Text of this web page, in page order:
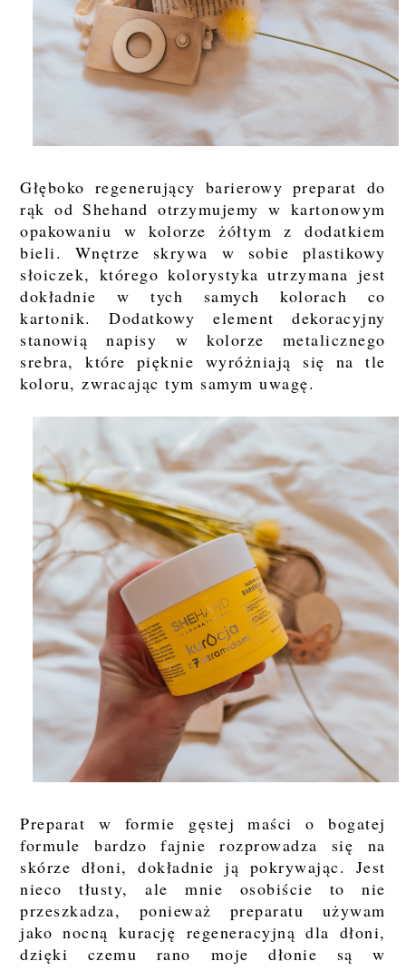
Głęboko regenerujący barierowy preparat do
rąk od Shehand otrzymujemy w kartonowym
opakowaniu w kolorze żółtym z dodatkiem
bieli. Wnętrze skrywa w sobie plastikowy
słoiczek, którego kolorystyka utrzymana jest
dokładnie w tych samych kolorach co
kartonik. Dodatkowy element dekoracyjny
stanowią napisy w kolorze metalicznego
srebra, które pięknie wyróżniają się na tle
koloru, zwracając tym samym uwagę.
Preparat w formie gęstej maści o bogatej
formule bardzo fajnie rozprowadza się na
skórze dłoni, dokładnie ją pokrywając. Jest
nieco tłusty, ale mnie osobiście to nie
przeszkadza, ponieważ preparatu używam
jako nocną kurację regeneracyjną dla dłoni,
dzięki czemu rano moje dłonie są w